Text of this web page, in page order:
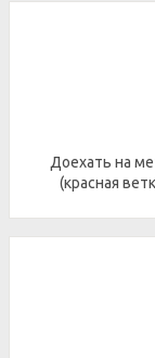
Доехать на
(красная